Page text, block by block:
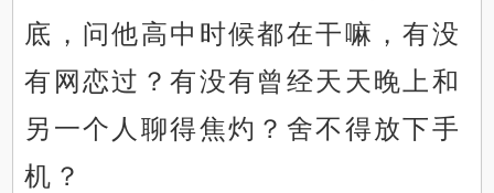
底，问他高中时候都在干嘛，有没
有网恋过？有没有曾经天天晚上和
另一个人聊得焦灼？舍不得放下手
机？